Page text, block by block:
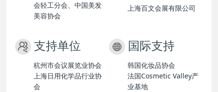
会轻工分会、中国美发
美容协会
上海百文会展有限公司
支持单位
杭州市会议展览业协会
上海日用化学品行业协
会
国际支持
韩国化妆品协会
法国Cosmetic Valley产
业基地